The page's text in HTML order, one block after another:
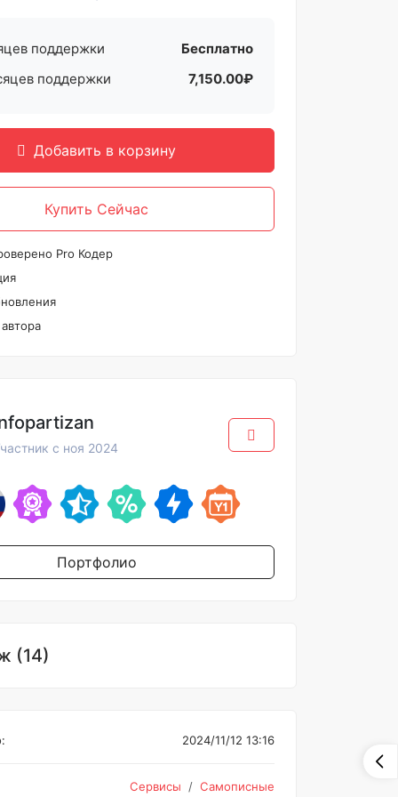
поддержки
Бесплатно
поддержки
7,150.00₽
Добавить в корзину
Купить Сейчас
Pro Кодер
с ноя 2024
Портфолио
(14)
2024/11/12 13:16
Сервисы Самописные